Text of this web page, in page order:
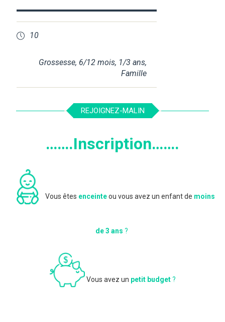
10
Grossesse, 6/12 mois, 1/3 ans,
Famille
REJOIGNEZ-MALIN
…….Inscription…….
Vous êtes enceinteou vous avez un enfant de moins
de 3 ans ?
Vous avez un petit budget?